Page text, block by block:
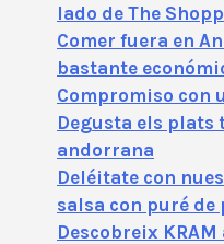
lado de The
Comer fuera en
bastante
Compromiso con
Degusta els
andorrana
Deléitate con
salsa con puré
Descobreix